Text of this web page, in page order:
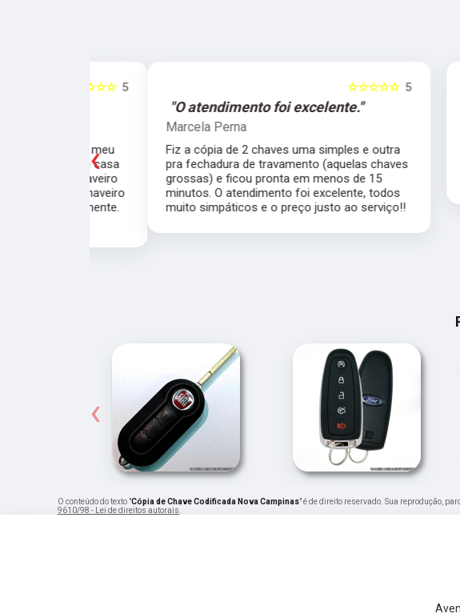
5
☆☆☆☆☆
"O atendimento foi excelente."
Marcela Perna
Fiz a cópia de 2 chaves uma simples e outra
pra fechadura de travamento (aquelas chaves
grossas) e ficou pronta em menos de 15
minutos. O atendimento foi excelente, todos
muito simpáticos e o preço justo ao serviço!!
Lea
‹
‹
O conteúdo do texto "Cópia de Chave Codificada Nova Campinas" é de direito reservado. Sua reprodução,
9610/98 - Lei de direitos autorais.